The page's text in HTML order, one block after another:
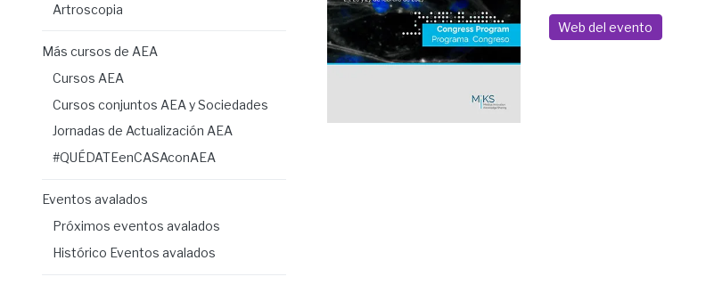
Artroscopia
Más cursos de AEA
Cursos AEA
Cursos conjuntos AEA y Sociedades
Jornadas de Actualización AEA
#QUÉDATEenCASAconAEA
Eventos avalados
Próximos eventos avalados
Histórico Eventos avalados
Web del evento